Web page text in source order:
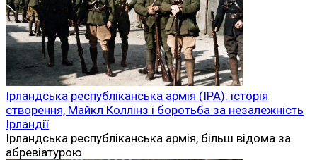
Ірландська республіканська армія (ІРА): історія
створення, Майкл Коллінз і боротьба за незалежність
Ірландії
Ірландська республіканська армія, більш відома за
абревіатурою